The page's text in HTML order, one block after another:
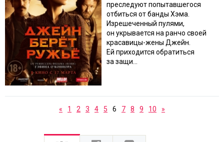
преследуют попытавшегося
отбиться от банды Хэма.
Изрешеченный пулями,
он укрывается на ранчо своей
красавицы-жены Джейн.
Ей приходится обратиться
за защи...
« 1 2 3 4 5 6 7 8 9 10 »